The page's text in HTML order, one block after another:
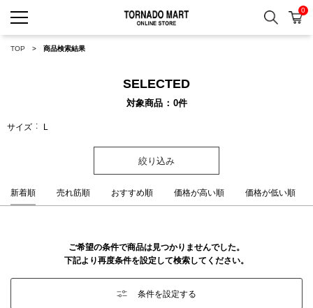
検索 カ
0
TOP 商品検索結果
SELECTED
対象商品 0件
サイズ L
絞り込み
新着順 売れ筋順 おすすめ順 価格が高い順 価格が低い順
ご希望の条件で商品は見つかりませんでした。
下記より再度条件を設定して検索してください。
条件を設定する